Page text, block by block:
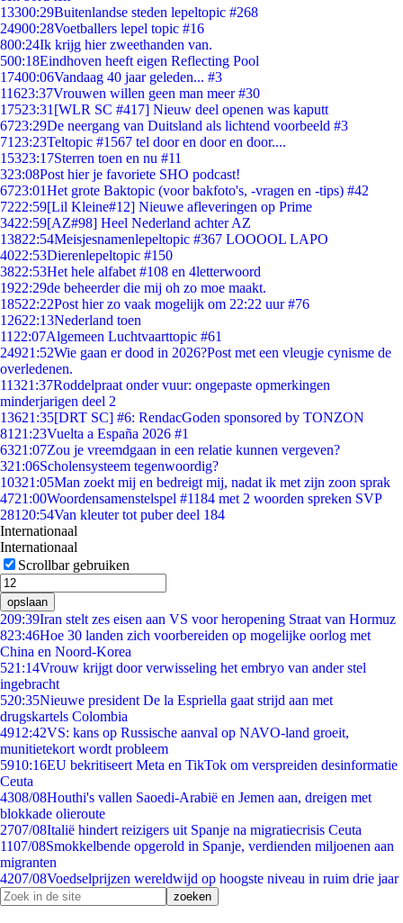
13300:29Buitenlandse steden lepeltopic #268
24900:28Voetballers lepel topic #16
800:24Ik krijg hier zweethanden van.
500:18Eindhoven heeft eigen Reflecting Pool
17400:06Vandaag 40 jaar geleden... #3
11623:37Vrouwen willen geen man meer #30
17523:31 [WLR SC #417] Nieuw deel openen was kaputt
6723:29De neergang van Duitsland als lichtend voorbeeld #3
71 23:23Teltopic #1567 tel door en door en door....
15323:17Sterren toen en nu #11
323:08Post hier je favoriete SHO podcast!
6723:01Het grote Baktopic (voor bakfoto's, -vragen en -tips) #42
7222:59[Lil Kleine#12] Nieuwe afleveringen op Prime
3422:59[AZ#98] Heel Nederland achter AZ
13822:54Meisjesnamenlepeltopic #367 LOOOOL LAPO
4022:53Dierenlepeltopic #150
3822:53Het hele alfabet #108 en 4letterwoord
1922:29de beheerder die mij oh zo moe maakt.
18522:22Post hier zo vaak mogelijk om 22:22 uur #76
12622:13Nederland toen
11 22:07Algemeen Luchtvaarttopic #61
24921:52Wie gaan er dood in 2026?Post met een vleugje cynisme de
overledenen.
11321:37Roddelpraat onder vuur: ongepaste opmerkingen
minderjarigen deel 2
13621:35[DRT SC] #6: RendacGoden sponsored by TONZON
81 21:23Vuelta a España 2026 #1
6321:07Zou je vreemdgaan in een relatie kunnen vergeven?
321:06Scholensysteem tegenwoordig?
10321:05Man zoekt mij en bedreigt mij, nadat ik met zijn zoon sprak
4721:00Woordensamenstelspel #1184 met 2 woorden spreken SVP
281 20:54Van kleuter tot puber deel 184
Internationaal
Internationaal
Scrollbar gebruiken
opslaan
209:39Iran stelt zes eisen aan VS voor heropening Straat van Hormuz
823:46Hoe 30 landen zich voorbereiden op mogelijke oorlog met
China en Noord-Korea
521:14Vrouw krijgt door verwisseling het embryo van ander stel
ingebracht
520:35Nieuwe president De la Espriella gaat strijd aan met
drugskartels Colombia
4912:42VS: kans op Russische aanval op NAVO-land groeit,
munitietekort wordt probleem
5910:16EU bekritiseert Meta en TikTok om verspreiden desinformatie
Ceuta
4308/08Houthi's vallen Saoedi-Arabië en Jemen aan, dreigen met
blokkade olieroute
2707/08Italië hindert reizigers uit Spanje na migratiecrisis Ceuta
1107/08Smokkelbende opgerold in Spanje, verdienden miljoenen aan
migranten
4207/08Voedselprijzen wereldwijd op hoogste niveau in ruim drie jaar